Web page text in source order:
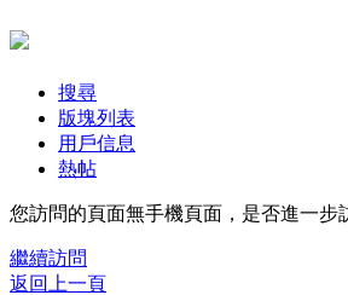
搜尋
版塊列表
用戶信息
熱帖
您訪問的頁面無手機頁面，是否進一步
繼續訪問
返回上一頁